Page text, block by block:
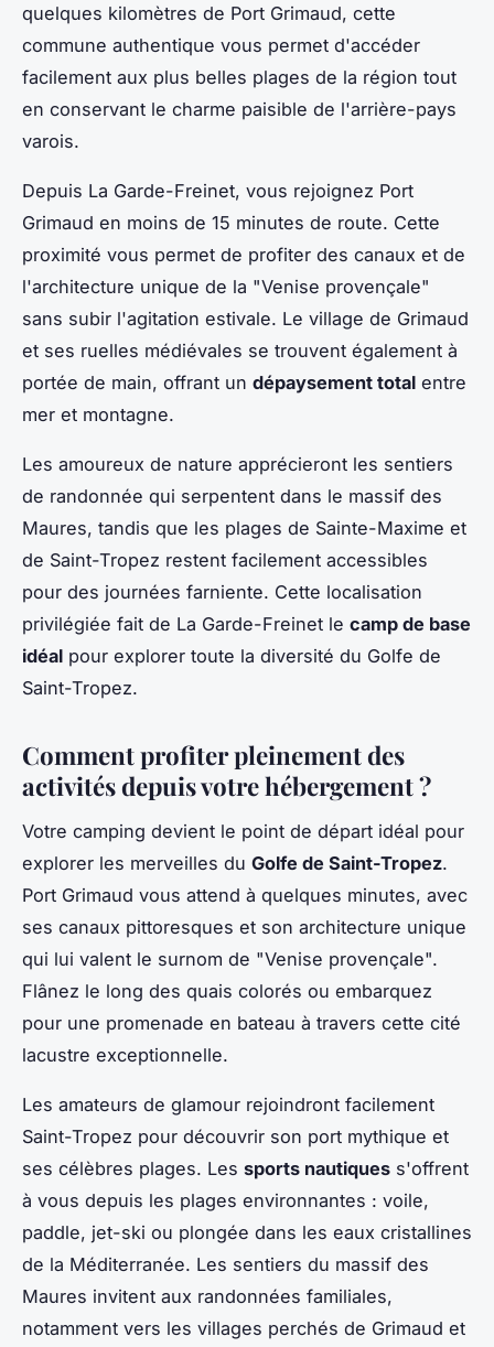
quelques kilomètres de Port Grimaud, cette
commune authentique vous permet d'accéder
facilement aux plus belles plages de la région tout
en conservant le charme paisible de l'arrière-pays
varois.
Depuis La Garde-Freinet, vous rejoignez Port
Grimaud en moins de 15 minutes de route. Cette
proximité vous permet de profiter des canaux et de
l'architecture unique de la "Venise provençale"
sans subir l'agitation estivale. Le village de Grimaud
et ses ruelles médiévales se trouvent également à
portée de main, offrant un dépaysement total entre
mer et montagne.
Les amoureux de nature apprécieront les sentiers
de randonnée qui serpentent dans le massif des
Maures, tandis que les plages de Sainte-Maxime et
de Saint-Tropez restent facilement accessibles
pour des journées farniente. Cette localisation
privilégiée fait de La Garde-Freinet le camp de base
idéal pour explorer toute la diversité du Golfe de
Saint-Tropez.
Comment profiter pleinement des
activités depuis votre hébergement ?
Votre camping devient le point de départ idéal pour
explorer les merveilles du Golfe de Saint-Tropez.
Port Grimaud vous attend à quelques minutes, avec
ses canaux pittoresques et son architecture unique
qui lui valent le surnom de "Venise provençale".
Flânez le long des quais colorés ou embarquez
pour une promenade en bateau à travers cette cité
lacustre exceptionnelle.
Les amateurs de glamour rejoindront facilement
Saint-Tropez pour découvrir son port mythique et
ses célèbres plages. Les sports nautiques s'offrent
à vous depuis les plages environnantes : voile,
paddle, jet-ski ou plongée dans les eaux cristallines
de la Méditerranée. Les sentiers du massif des
Maures invitent aux randonnées familiales,
notamment vers les villages perchés de Grimaud et